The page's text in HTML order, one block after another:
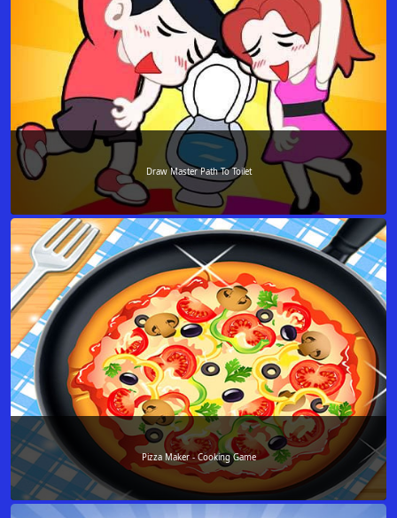
Draw Master Path To Toilet
Pizza Maker - Cooking Game